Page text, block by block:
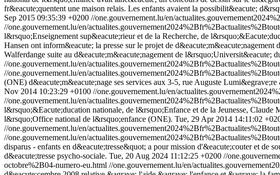
fr&eacute;quentent une maison relais. Les enfants avaient la possibilit&eacute;
Sep 2015 09:35:39 +0200 //one.gouvernement.lu/en/
//one.gouvernement.lu/en/
l&rsquo;Enseignement sup&eacute;rieur et de la Recherche, de
Hansen ont inform&eacute; la presse sur le projet de
Walferdange suite au d&eacute;m&eacute;nagement de l&rsquo;Universit&eacute;
//one.gouvernement.lu/en/
//one.gouvernement.lu/en/
(ONE) d&eacute;m&eacute;nage ses services aux 3-5, rue Auguste
Nov 2014 10:23:29 +0100 //one.gouvernement.lu/en/
//one.gouvernement.lu/en/
l&rsquo;&Eacute;ducation nationale, de l&rsquo;Enfance et de la Jeunesse,
l&rsquo;Office national de l&rsquo;enfance (ONE). Tue, 29 Apr 2014 14:11:02
//one.gouvernement.lu/en/
//one.gouvernement.lu/en/
disparus - enfants en d&eacute;tresse&quot; a pour mission d'&eacute;couter et de
d&eacute;tresse psycho-sociale. Tue, 20 Aug 2024 11:12:25 +0200 //
octobre%2B04-numero-eu.html //one.gouvernement.lu/en/